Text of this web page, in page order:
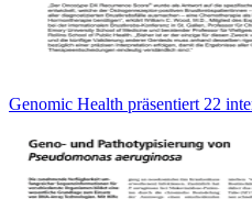
Genomic Health präsentiert 22